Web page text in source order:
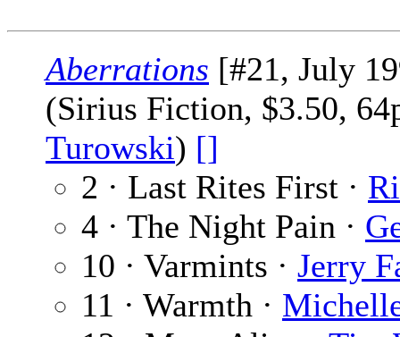
Aberrations [#21, July
(Sirius Fiction, $3.50,
Turowski) []
2 · Last Rites First ·
4 · The Night Pain ·
10 · Varmints · Jerry
11 · Warmth ·